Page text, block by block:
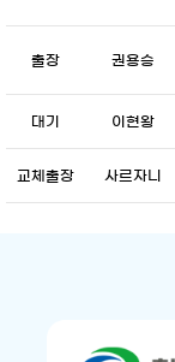
출장 권용승
대기 이현왕
교체출장 사르자니